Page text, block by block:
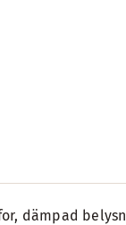
dämpad